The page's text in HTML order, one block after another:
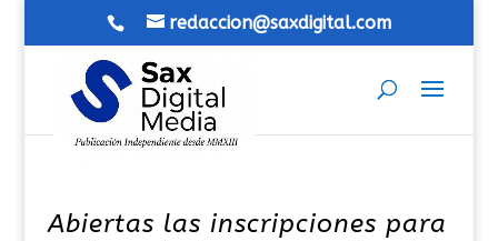
redaccion@saxdigital.com
Abiertas las inscripciones para